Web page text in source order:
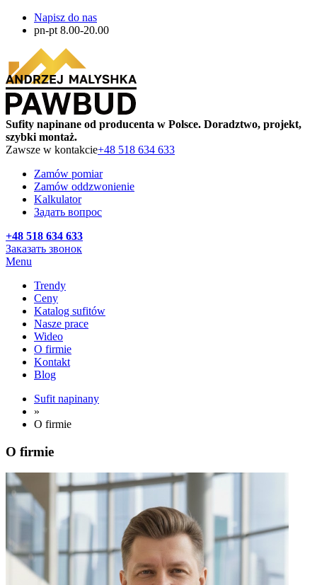
Napisz do nas
pn-pt 8.00-20.00
Sufity napinane od producenta w Polsce. Doradztwo, projekt,
szybki montaż.
Zawsze w kontakcie+48 518 634 633
Zamów pomiar
Zamów oddzwonienie
Kalkulator
Задать вопрос
+48 518 634 633
Заказать звонок
Menu
Trendy
Ceny
Katalog sufitów
Nasze prace
Wideo
O firmie
Kontakt
Blog
Sufit napinany
»
O firmie
O firmie